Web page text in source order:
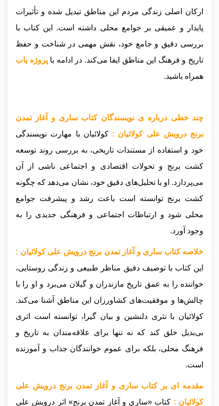
ارکان اصلی زندگی مردم این مناطق تبدیل شده و تأثیرات
پایدار و عمیقی بر جوامع محلی داشته است. این کتاب با
بررسی دقیق و جامع خود، نقش مهمی در شناخت و حفظ
تاریخ و فرهنگ این مناطق ایفا می‌کند. در ادامه با پروژه یاب
همراه باشید.
چند خطی درباره ی نویسندگان کتاب ساری و آغاز تمدن
برنج درویش علی کولائیان :کولائیان با مهارت نویسندگی
خود و استفاده از مستندات تاریخی، به بررسی روند توسعه
کشت برنج و تحولات اقتصادی و اجتماعی ناشی از آن
می‌پردازد. او با تحلیل‌های دقیق خود، نشان می‌دهد که چگونه
کشت برنج توانسته است باعث رشد و پیشرفت جوامع
محلی شود و ارتباطات اجتماعی و فرهنگی جدیدی را به
وجود آورد.
خلاصه کتاب ساری و آغاز تمدن برنج درویش علی کولائیان :
این کتاب با توصیف دقیق مناظر طبیعی و زندگی روستایی،
خواننده را به عمق تاریخ مازندران و گیلان می‌برد و او را با
چالش‌ها و موفقیت‌های کشاورزان این مناطق آشنا می‌کند.
کولائیان با نثری دلنشین و بیان گیرا، توانسته است اثری
بی‌بدیل خلق کند که نه تنها برای علاقه‌مندان به تاریخ و
فرهنگ محلی، بلکه برای عموم خوانندگان جذاب و آموزنده
است.
مقدمه ای بر کتاب ساری و آغاز تمدن برنج درویش علی
کولائیان : کتاب «ساری و آغاز تمدن برنج» اثر درویش علی